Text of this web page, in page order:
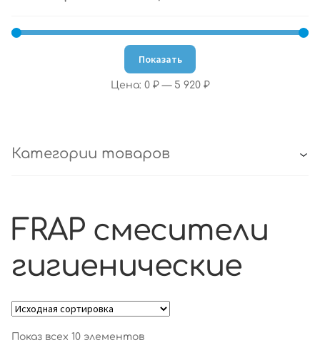
Показать
Цена: 0 ₽— 5 920 ₽
Категории товаров
FRAP смесители
гигиенические
Показ всех 10 элементов